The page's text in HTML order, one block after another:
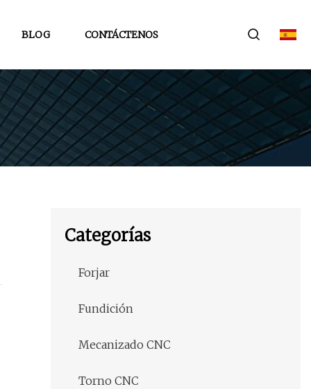
BLOG CONTÁCTENOS
Categorías
Forjar
Fundición
Mecanizado CNC
Torno CNC